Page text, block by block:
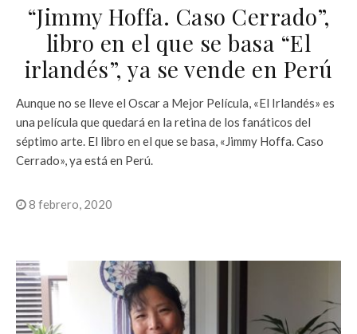
“Jimmy Hoffa. Caso Cerrado”,
libro en el que se basa “El
irlandés”, ya se vende en Perú
Aunque no se lleve el Oscar a Mejor Película, «El Irlandés» es
una película que quedará en la retina de los fanáticos del
séptimo arte. El libro en el que se basa, «Jimmy Hoffa. Caso
Cerrado», ya está en Perú.
8 febrero, 2020